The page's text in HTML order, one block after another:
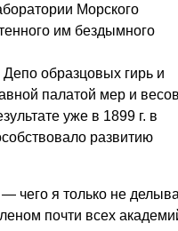
Морского
им бездымного
образцовых гирь и
палатой мер и
уже в 1899 г. в
развитию
чего я только не
почти всех